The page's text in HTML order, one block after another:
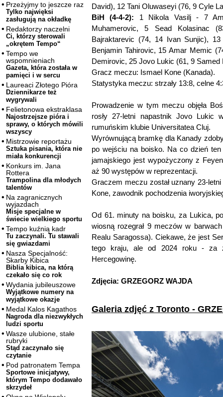
Przeżyjmy to jeszcze raz
Tylko najwięksi
zasługują na okładkę
Redaktorzy naczelni
Ci, którzy sterowali
„okrętem Tempo“
Tempo we
wspomnieniach
Gazeta, która została w
pamięci i w sercu
Laureaci Złotego Pióra
Dziennikarze też
wygrywali
Felietonowa ekstraklasa
Najostrzejsze pióra i
sprawy, o których mówili
wszyscy
Mistrzowie reportażu
Sztuka pisania, która nie
miała konkurencji
Konkurs im. Jana
Rottera
Trampolina dla młodych
talentów
Na zagranicznych
wyjazdach
Misje specjalne w
świecie wielkiego sportu
Tempo kuźnią kadr
Tu zaczynali. Tu stawali
się gwiazdami
Nasza Specjalność:
Skarby Kibica
Biblia kibica, na którą
czekało się co rok
Wydania jubileuszowe
Wyjątkowe numery na
wyjątkowe okazje
Medal Kalos Kagathos
Nagroda dla niezwykłych
ludzi sportu
Wasze ulubione, stałe
rubryki
Stąd zaczynało się
czytanie
Pod patronatem Tempa
Sportowe inicjatywy,
którym Tempo dodawało
skrzydeł
David), 12 Tani Oluwaseyi (76, 9 Cyle
BiH (4-4-2): 1 Nikola Vasilj - 7
Muhamerovic, 5 Sead Kolasinac
Bajraktarevic (74, 14 Ivan Sunjic),
Benjamin Tahirovic, 15 Amar Memic
Demirovic, 25 Jovo Lukic (61, 9
Gracz meczu: Ismael Kone (Kanada).
Statystyka meczu: strzały 13:8, celne
Prowadzenie w tym meczu objęła
rosły 27-letni napastnik Jovo
rumuńskim klubie Universitatea Cluj.
Wyrównującą bramkę dla Kanady
po wejściu na boisko. Na co dzień
jamajskiego jest wypożyczony z
aż 90 występów w reprezentacji.
Graczem meczu został uznany 23-
Kone, zawodnik pochodzenia
Od 61. minuty na boisku, za Lukica,
wiosną rozegrał 9 meczów w
Realu Saragossa). Ciekawe, że jest
tego kraju, ale od 2024 roku - za
Hercegowinę.
Zdjęcia: GRZEGORZ WAJDA
Galeria zdjęć z Toronto -